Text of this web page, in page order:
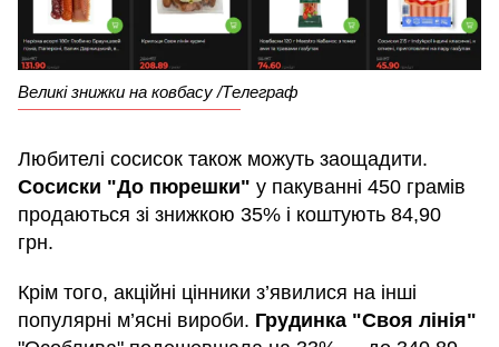
Великі знижки на ковбасу /Телеграф
Любителі сосисок також можуть заощадити.
Сосиски "До пюрешки" у пакуванні 450 грамів
продаються зі знижкою 35% і коштують 84,90
грн.
Крім того, акційні цінники з’явилися на інші
популярні м’ясні вироби. Грудинка "Своя лінія"